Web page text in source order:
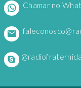
Chamar no